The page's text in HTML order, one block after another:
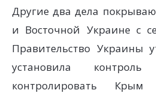
Другие два дела
и Восточной Украине с
Правительство Украины
установила
контролировать